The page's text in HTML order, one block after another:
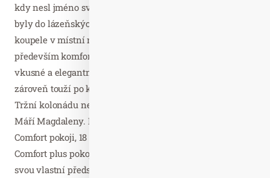
kdy nesl jméno svého majitele, dům Müller. V té době již
byly do lázeňských domů zaváděny vany na zdravotní
koupele v místní minerální vodě. Dnes hotel nabízí
především komfortní ubytování pro hosty, kteří ocení
vkusné a elegantní prostředí se stylovými detaily, a
zároveň touží po klidu a soukromí. Bonusem je výhled na
Tržní kolonádu nebo směrem k Vřídlu a na kostel sv.
Máří Magdaleny. Hotel disponuje 10 jednolůžkovými
Comfort pokoji, 18 dvoulůžkovými pokoji, 6 Junior Suite
Comfort plus pokoji a 4 Superior apartmá. Každý pokoj má
svou vlastní předsíňku, koupelnu se sprchou, toaletu, LED